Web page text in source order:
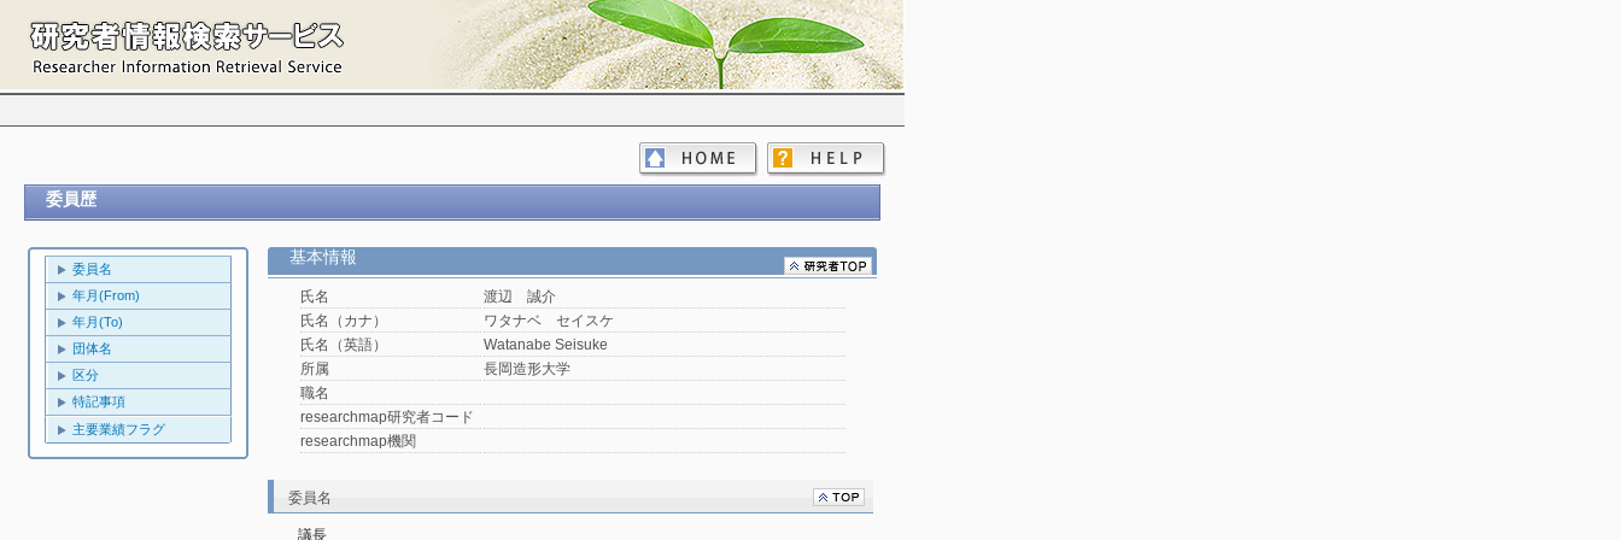
委員歴
委員名
年月(From)
年月(To)
団体名
区分
特記事項
主要業績フラグ
基本情報
氏名
渡辺 誠介
氏名（カナ）
ワタナベ セイスケ
氏名（英語）
Watanabe Seisuke
所属
長岡造形大学
職名
researchmap研究者コード
researchmap機関
委員名
議長